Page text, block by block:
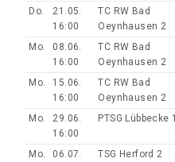
Do.
21.05.
16:00
TC RW Bad
Oeynhausen 2
Mo.
08.06.
16:00
TC RW Bad
Oeynhausen 2
Mo.
15.06.
16:00
TC RW Bad
Oeynhausen 2
Mo.
29.06.
16:00
PTSG Lübbecke 1
Mo.
06.07.
TSG Herford 2